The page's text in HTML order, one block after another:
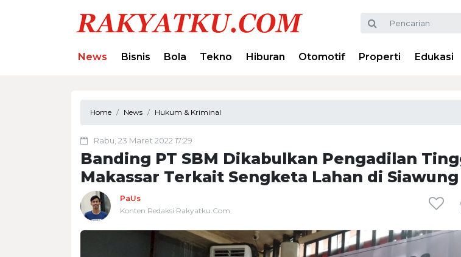
News Bisnis Bola Tekno Hiburan Otomotif Properti Edukasi
Home News Hukum & Kriminal
Rabu, 23 Maret 2022 17:29
Banding PT SBM Dikabulkan Pengadilan
Makassar Terkait Sengketa Lahan di Siawung
PaUs
Konten Redaksi Rakyatku.Com